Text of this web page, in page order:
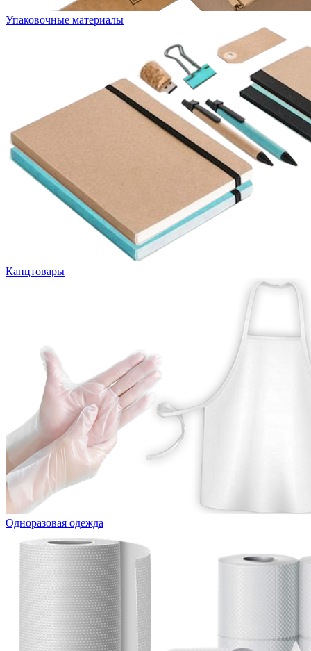
Упаковочные материалы
Канцтовары
Одноразовая одежда